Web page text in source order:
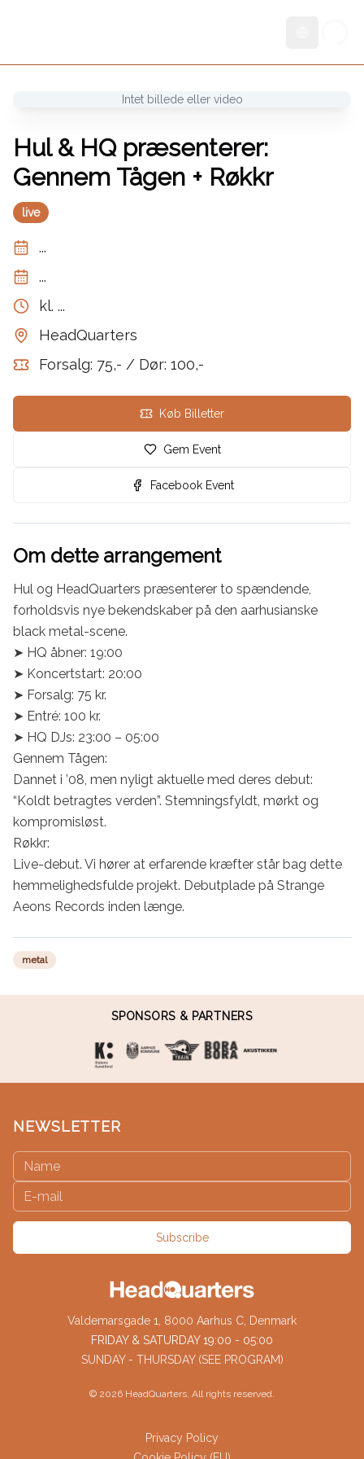
Intet billede eller video
Hul & HQ præsenterer:
Gennem Tågen + Røkkr
live
...
...
kl. ...
HeadQuarters
Forsalg: 75,- / Dør: 100,-
Køb Billetter
Gem Event
Facebook Event
Om dette arrangement
Hul og HeadQuarters præsenterer to spændende,
forholdsvis nye bekendskaber på den aarhusianske
black metal-scene.
➤ HQ åbner: 19:00
➤ Koncertstart: 20:00
➤ Forsalg: 75 kr.
➤ Entré: 100 kr.
➤ HQ DJs: 23:00 – 05:00
Gennem Tågen:
Dannet i ’08, men nyligt aktuelle med deres debut:
“Koldt betragtes verden”. Stemningsfyldt, mørkt og
kompromisløst.
Røkkr:
Live-debut. Vi hører at erfarende kræfter står bag dette
hemmelighedsfulde projekt. Debutplade på Strange
Aeons Records inden længe.
metal
SPONSORS & PARTNERS
NEWSLETTER
Subscribe
Valdemarsgade 1, 8000 Aarhus C, Denmark
FRIDAY & SATURDAY 19:00 - 05:00
SUNDAY - THURSDAY (SEE PROGRAM)
© 2026 HeadQuarters. All rights reserved.
Privacy Policy